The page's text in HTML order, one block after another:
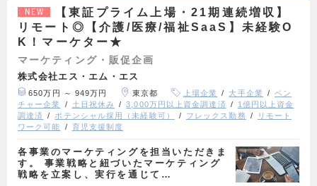
NEW
【東証プライム上場・21期連続増収】
リモート◎【介護/医療/福祉SaaS】未経験O
K！マーケター★
マーケティング・販促企画
株式会社エス・エム・エス
650万円 ～ 949万円 東京都 上場企業 大手企業
ベン
チャー企業
土日祝休み 3,000万円以上資金調達済
1億円以上資金
調達済
ポテンシャル採用（未経験可） フレックス勤務
リモート
ワーク可能
育児支援制度
各事業のマーケティングを担当いただきま
す。 事業戦略と紐づいたマーケティング
戦略を立案し、実行を通じて…